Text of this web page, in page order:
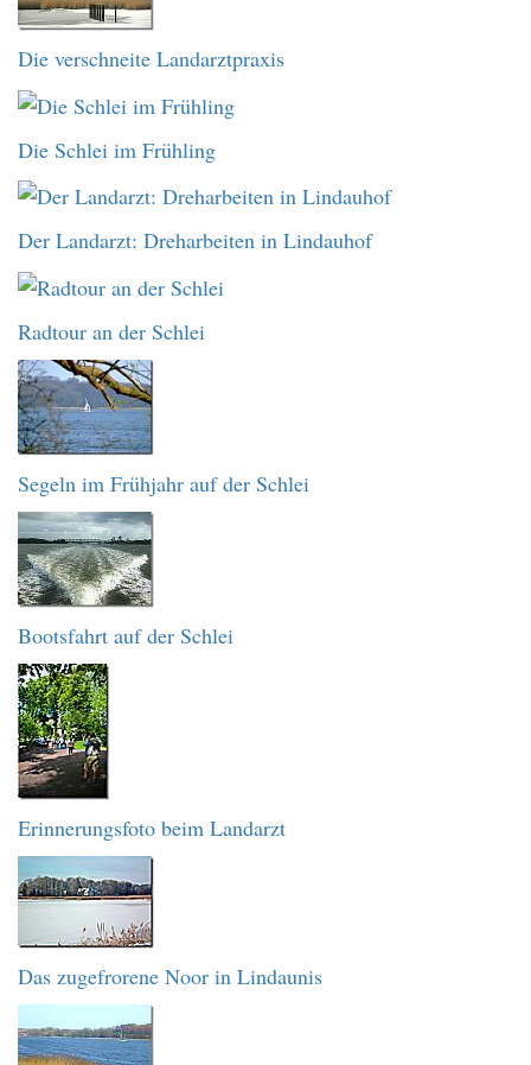
Die verschneite Landarztpraxis
Die Schlei im Frühling
Der Landarzt: Dreharbeiten in Lindauhof
Radtour an der Schlei
Segeln im Frühjahr auf der Schlei
Bootsfahrt auf der Schlei
Erinnerungsfoto beim Landarzt
Das zugefrorene Noor in Lindaunis